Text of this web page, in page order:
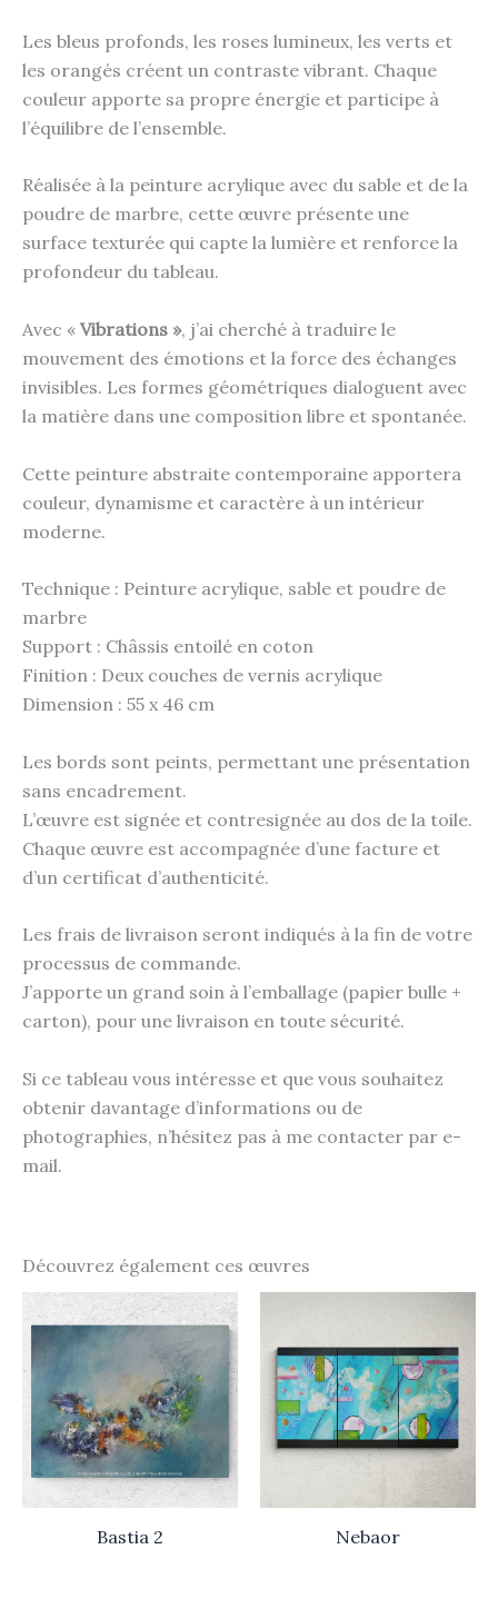
Les bleus profonds, les roses lumineux, les verts et
les orangés créent un contraste vibrant. Chaque
couleur apporte sa propre énergie et participe à
l’équilibre de l’ensemble.
Réalisée à la peinture acrylique avec du sable et de la
poudre de marbre, cette œuvre présente une
surface texturée qui capte la lumière et renforce la
profondeur du tableau.
Avec « Vibrations », j’ai cherché à traduire le
mouvement des émotions et la force des échanges
invisibles. Les formes géométriques dialoguent avec
la matière dans une composition libre et spontanée.
Cette peinture abstraite contemporaine apportera
couleur, dynamisme et caractère à un intérieur
moderne.
Technique : Peinture acrylique, sable et poudre de
marbre
Support : Châssis entoilé en coton
Finition : Deux couches de vernis acrylique
Dimension : 55 x 46 cm
Les bords sont peints, permettant une présentation
sans encadrement.
L’œuvre est signée et contresignée au dos de la toile.
Chaque œuvre est accompagnée d’une facture et
d’un certificat d’authenticité.
Les frais de livraison seront indiqués à la fin de votre
processus de commande.
J’apporte un grand soin à l’emballage (papier bulle +
carton), pour une livraison en toute sécurité.
Si ce tableau vous intéresse et que vous souhaitez
obtenir davantage d’informations ou de
photographies, n’hésitez pas à me contacter par e-
mail.
Découvrez également ces œuvres
Bastia 2 Nebaor